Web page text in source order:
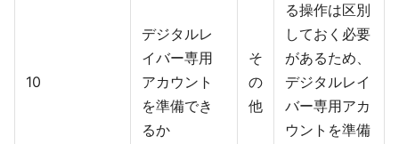
10
デジタルレ
イバー専用
アカウント
を準備でき
るか
そ
の
他
る操作は区別
しておく必要
があるため、
デジタルレイ
バー専用アカ
ウントを準備